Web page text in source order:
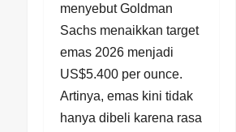
menyebut Goldman
Sachs menaikkan target
emas 2026 menjadi
US$5.400 per ounce.
Artinya, emas kini tidak
hanya dibeli karena rasa